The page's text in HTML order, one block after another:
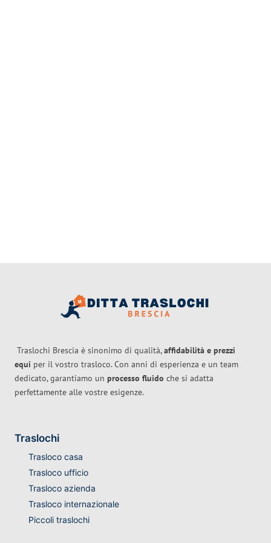
Traslochi Brescia è sinonimo di qualità,affidabilità e prezzi
equi per il vostro trasloco. Con anni di esperienza e un team
dedicato, garantiamo un processo fluido che si adatta
perfettamente alle vostre esigenze.
Traslochi
Trasloco casa
Trasloco ufficio
Trasloco azienda
Trasloco internazionale
Piccoli traslochi